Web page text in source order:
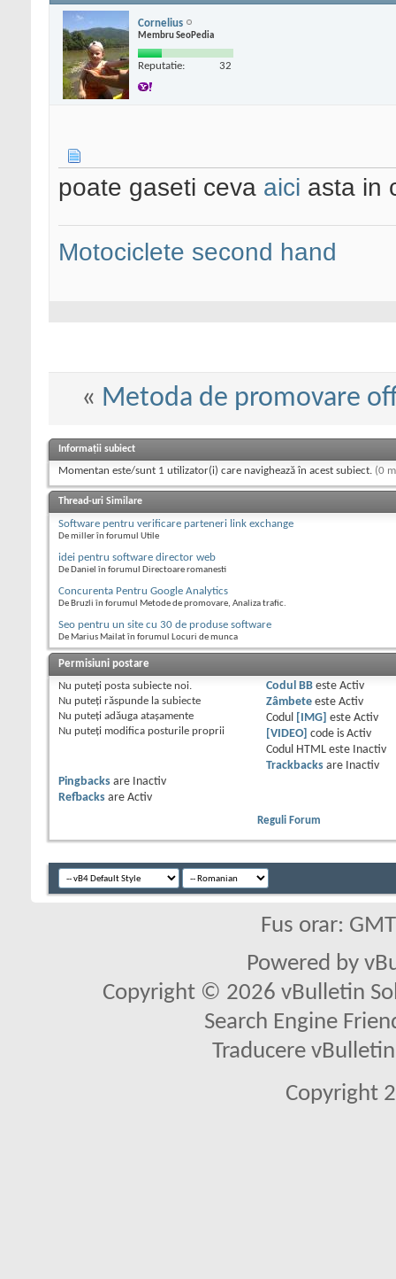
Cornelius
Membru SeoPedia
Reputatie: 32
poate gaseti ceva aici asta in
Motociclete second hand
« Metoda de promovare
Informații subiect
Momentan este/sunt 1 utilizator(i) care navighează în acest subiect. (0
Thread-uri Similare
Software pentru verificare parteneri link exchange
De miller în forumul Utile
idei pentru software director web
De Daniel în forumul Directoare romanesti
Concurenta Pentru Google Analytics
De Bruzli în forumul Metode de promovare, Analiza trafic.
Seo pentru un site cu 30 de produse software
De Marius Mailat în forumul Locuri de munca
Permisiuni postare
Nu puteţi posta subiecte noi.
Nu puteţi răspunde la subiecte
Nu puteţi adăuga ataşamente
Nu puteţi modifica posturile proprii
Codul BBeste Activ
Zâmbeteeste Activ
Codul
[IMG] este Activ
[VIDEO]
code is Activ
Codul HTML este
Inactiv
Trackbacksare
Inactiv
Pingbacks are
Inactiv
Refbacks are Activ
Reguli Forum
Fus orar:
Powered by
Copyright © 2026 vBulletin
Search Engine
Traducere
Copyright